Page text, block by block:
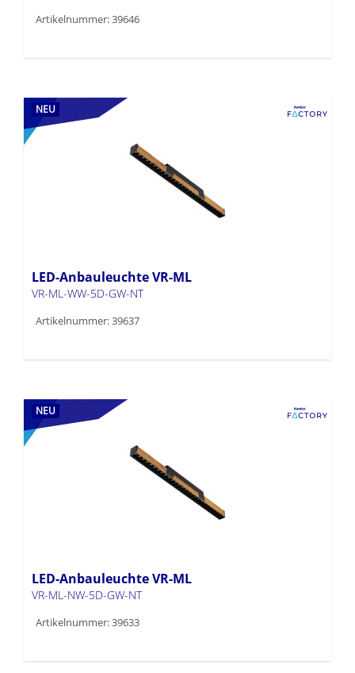
Artikelnummer: 39646
NEU
LED-Anbauleuchte VR-ML
VR-ML-WW-5D-GW-NT
Artikelnummer: 39637
NEU
LED-Anbauleuchte VR-ML
VR-ML-NW-5D-GW-NT
Artikelnummer: 39633